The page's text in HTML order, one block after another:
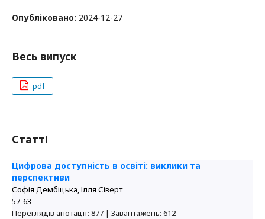
Опубліковано: 2024-12-27
Весь випуск
pdf
Статті
Цифрова доступність в освіті: виклики та
перспективи
Софія Дембіцька, Ілля Сіверт
57-63
Переглядів анотації: 877 | Завантажень: 612